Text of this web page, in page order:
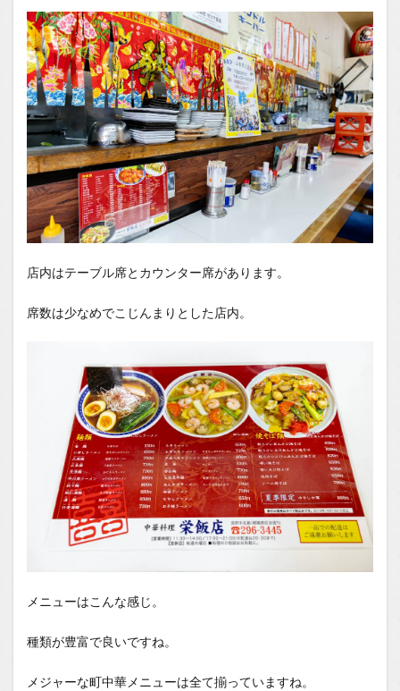
店内はテーブル席とカウンター席があります。
席数は少なめでこじんまりとした店内。
メニューはこんな感じ。
種類が豊富で良いですね。
メジャーな町中華メニューは全て揃っていますね。